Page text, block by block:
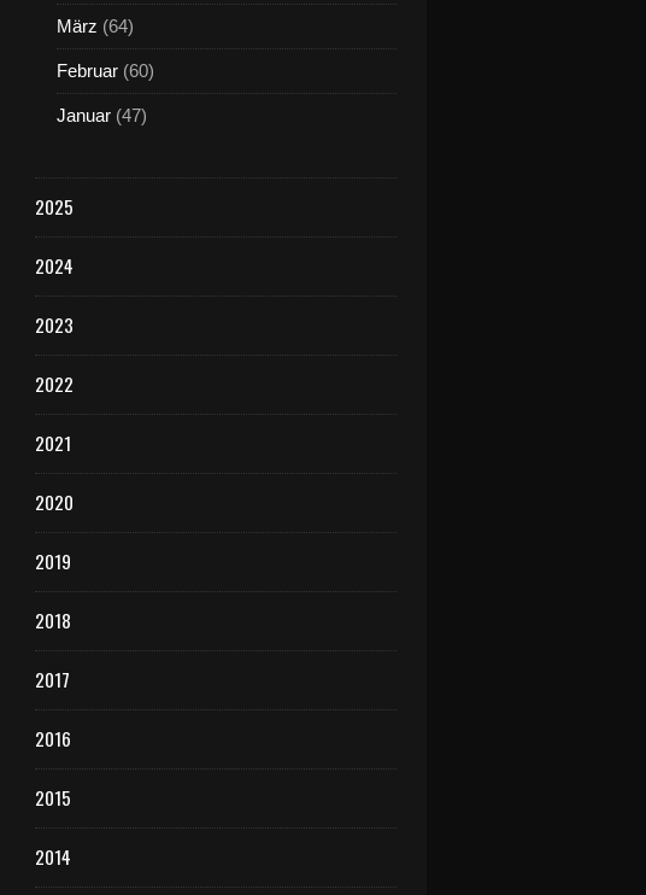
März (64)
Februar (60)
Januar (47)
2025
2024
2023
2022
2021
2020
2019
2018
2017
2016
2015
2014